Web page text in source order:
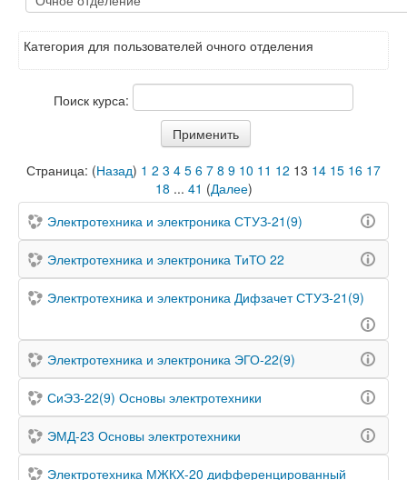
Категория для пользователей очного отделения
Поиск курса:
Страница: (Назад) 1 2 3 4 5 6 7 8 9 10 11 12 13 14 15 16 17
18 ... 41 (Далее)
Электротехника и электроника СТУЗ-21(9)
Электротехника и электроника ТиТО 22
Электротехника и электроника Дифзачет СТУЗ-21(9)
Электротехника и электроника ЭГО-22(9)
СиЭЗ-22(9) Основы электротехники
ЭМД-23 Основы электротехники
Электротехника МЖКХ-20 дифференцированный